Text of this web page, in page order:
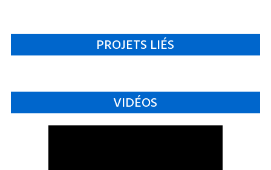
PROJETS LIÉS
VIDÉOS